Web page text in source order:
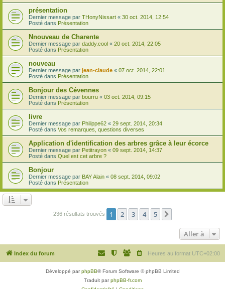
présentation
Dernier message par THonyNissart « 30 oct. 2014, 12:54
Posté dans Présentation
Nnouveau de Charente
Dernier message par daddy.cool « 20 oct. 2014, 22:05
Posté dans Présentation
nouveau
Dernier message par jean-claude « 07 oct. 2014, 22:01
Posté dans Présentation
Bonjour des Cévennes
Dernier message par bourru « 03 oct. 2014, 09:15
Posté dans Présentation
livre
Dernier message par Philippe62 « 29 sept. 2014, 20:34
Posté dans Vos remarques, questions diverses
Application d'identification des arbres grâce à leur écorce
Dernier message par Petitrayon « 09 sept. 2014, 14:37
Posté dans Quel est cet arbre ?
Bonjour
Dernier message par BAY Alain « 08 sept. 2014, 09:02
Posté dans Présentation
236 résultats trouvés 1 2 3 4 5
Aller à
Index du forum Heures au format UTC+02:00
Développé parphpBB® Forum Software © phpBB Limited
Traduit parphpBB-fr.com